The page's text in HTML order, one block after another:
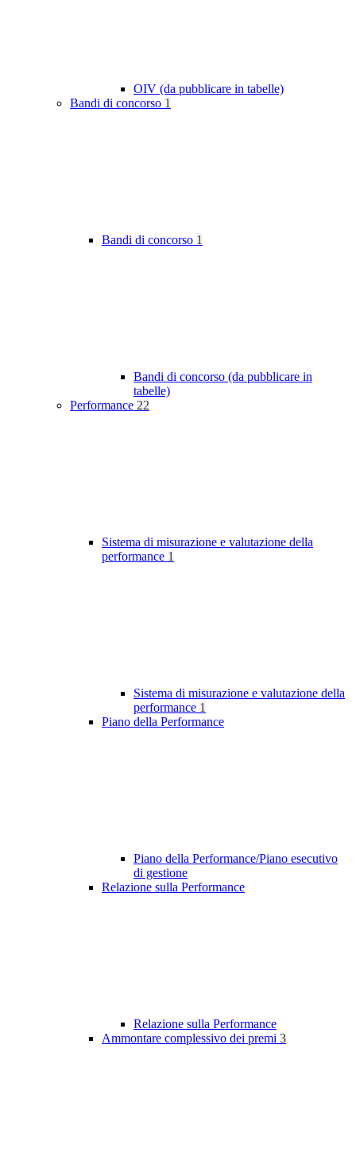
OIV (da pubblicare in tabelle)
Bandi di concorso 1
Bandi di concorso 1
Bandi di concorso (da pubblicare in
tabelle)
Performance 22
Sistema di misurazione e valutazione della
performance 1
Sistema di misurazione e valutazione della
performance 1
Piano della Performance
Piano della Performance/Piano esecutivo
di gestione
Relazione sulla Performance
Relazione sulla Performance
Ammontare complessivo dei premi 3